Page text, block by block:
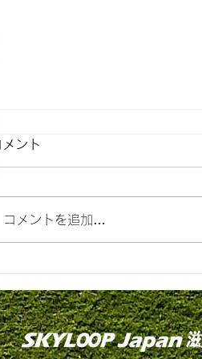
用が…」助成金で解決できる
かもしれません
メント
コメントを追加…